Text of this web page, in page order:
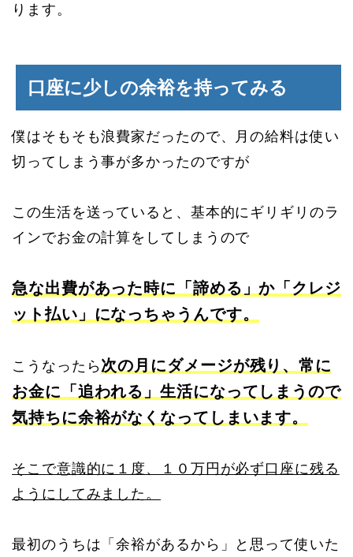
ります。
口座に少しの余裕を持ってみる
僕はそもそも浪費家だったので、月の給料は使い
切ってしまう事が多かったのですが
この生活を送っていると、基本的にギリギリのラ
インでお金の計算をしてしまうので
急な出費があった時に「諦める」か「クレジ
ット払い」になっちゃうんです。
こうなったら 次の月にダメージが残り、常に
お金に「追われる」生活になってしまうので
気持ちに余裕がなくなってしまいます。
そこで意識的に１度、１０万円が必ず口座に残る
ようにしてみました。
最初のうちは「余裕があるから」と思って使いた